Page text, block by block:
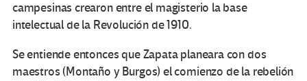
campesinas crearon entre el magisterio la base
intelectual de la Revolución de 1910.
Se entiende entonces que Zapata planeara con dos
maestros (Montaño y Burgos) el comienzo de la rebelión